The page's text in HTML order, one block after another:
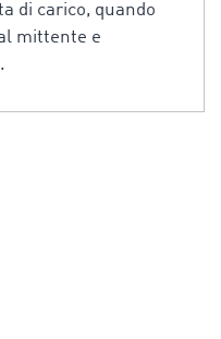
di carico, quando
mittente e